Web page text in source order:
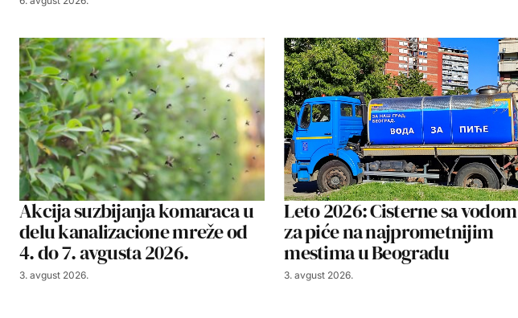
Akcija suzbijanja komaraca u
delu kanalizacione mreže od
4. do 7. avgusta 2026.
3. avgust 2026.
Leto 2026: Cisterne sa vodom
za piće na najprometnijim
mestima u Beogradu
3. avgust 2026.